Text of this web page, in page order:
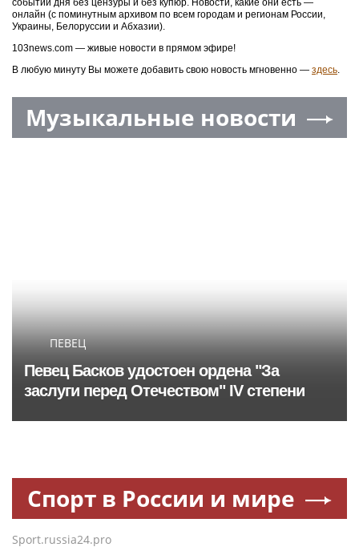
событий дня без цензуры и без купюр. Новости, какие они есть —
онлайн (с поминутным архивом по всем городам и регионам России,
Украины, Белоруссии и Абхазии).
103news.com — живые новости в прямом эфире!
В любую минуту Вы можете добавить свою новость мгновенно — здесь.
Музыкальные новости
ПЕВЕЦ
Певец Басков удостоен ордена "За
заслуги перед Отечеством" IV степени
Спорт в России и мире
Sport.russia24.pro